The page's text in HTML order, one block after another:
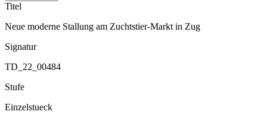
Titel
Neue moderne Stallung am Zuchtstier-Markt in Zug
Signatur
TD_22_00484
Stufe
Einzelstueck